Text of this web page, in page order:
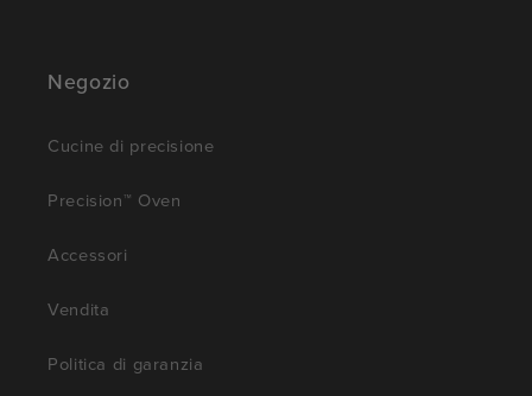
Negozio
Cucine di precisione
Precision™ Oven
Accessori
Vendita
Politica di garanzia